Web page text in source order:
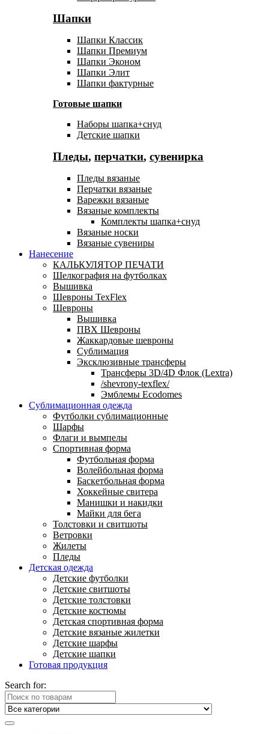
Шапки
Шапки Классик
Шапки Премиум
Шапки Эконом
Шапки Элит
Шапки фактурные
Готовые шапки
Наборы шапка+снуд
Детские шапки
Пледы, перчатки, сувенирка
Пледы вязаные
Перчатки вязаные
Варежки вязаные
Вязаные комплекты
Комплекты шапка+снуд
Вязаные носки
Вязаные сувениры
Нанесение
КАЛЬКУЛЯТОР ПЕЧАТИ
Шелкография на футболках
Вышивка
Шевроны TexFlex
Шевроны
Вышивка
ПВХ Шевроны
Жаккардовые шевроны
Сублимация
Эксклюзивные трансферы
Трансферы 3D/4D Флок (Lextra)
/shevrony-texflex/
Эмблемы Ecodomes
Сублимационная одежда
Футболки сублимационные
Шарфы
Флаги и вымпелы
Спортивная форма
Футбольная форма
Волейбольная форма
Баскетбольная форма
Хоккейные свитера
Манишки и накидки
Майки для бега
Толстовки и свитшоты
Ветровки
Жилеты
Пледы
Детская одежда
Детские футболки
Детские свитшоты
Детские толстовки
Детские костюмы
Детская спортивная форма
Детские вязаные жилетки
Детские шарфы
Детские шапки
Готовая продукция
Search for: